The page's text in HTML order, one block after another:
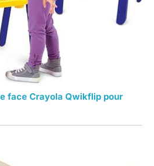
face Crayola Qwikflip pour